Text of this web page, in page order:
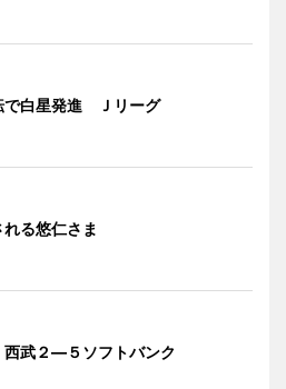
で白星発進 Ｊリーグ
る悠仁さま
西武２―５ソフトバンク